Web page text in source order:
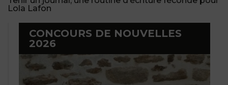
Lola Lafon
CONCOURS DE NOUVELLES
2026